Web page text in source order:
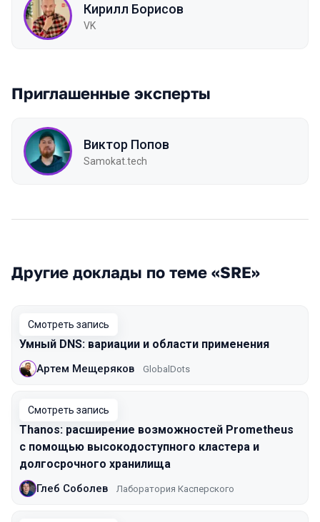
Кирилл Борисов
VK
Приглашенные эксперты
Виктор Попов
Samokat.tech
Другие доклады по теме «SRE»
Смотреть запись
Умный DNS: вариации и области применения
Артем Мещеряков GlobalDots
Смотреть запись
Thanos: расширение возможностей Prometheus
с помощью высокодоступного кластера и
долгосрочного хранилища
Глеб Соболев Лаборатория Касперского